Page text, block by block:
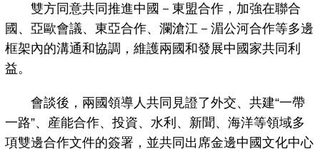
雙方同意共同推進中國－東盟合作，加強在聯合
國、亞歐會議、東亞合作、瀾滄江－湄公河合作等多邊
框架內的溝通和協調，維護兩國和發展中國家共同利
益。
會談後，兩國領導人共同見證了外交、共建“一帶
一路”、産能合作、投資、水利、新聞、海洋等領域多
項雙邊合作文件的簽署，並共同出席金邊中國文化中心